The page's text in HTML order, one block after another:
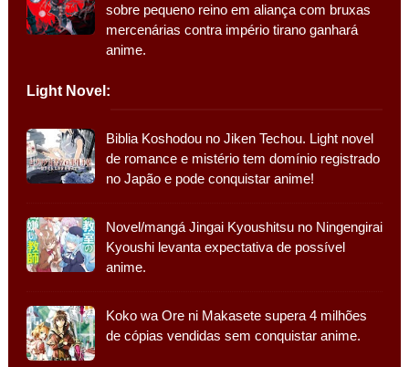
sobre pequeno reino em aliança com bruxas
mercenárias contra império tirano ganhará
anime.
Light Novel:
Biblia Koshodou no Jiken Techou. Light novel
de romance e mistério tem domínio registrado
no Japão e pode conquistar anime!
Novel/mangá Jingai Kyoushitsu no Ningengirai
Kyoushi levanta expectativa de possível
anime.
Koko wa Ore ni Makasete supera 4 milhões
de cópias vendidas sem conquistar anime.